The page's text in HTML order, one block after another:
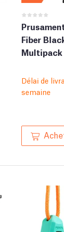
Fiber
Multipack
Délai de
semaine